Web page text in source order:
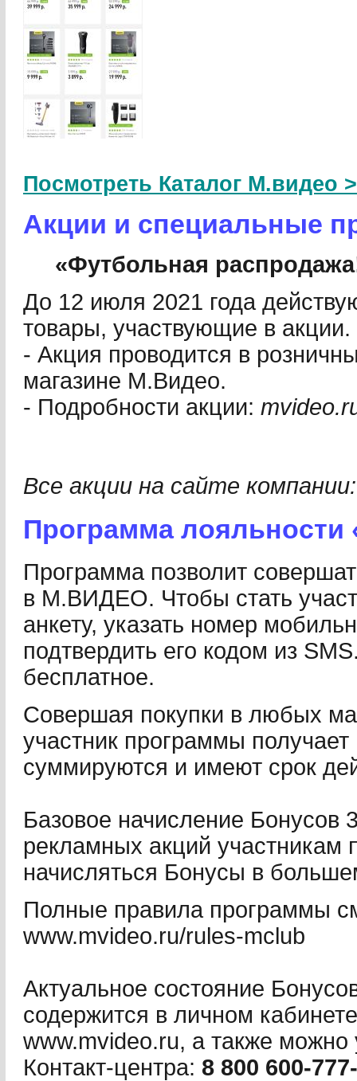
Посмотреть Каталог М.видео
Акции и специальные
«Футбольная
До 12 июля 2021 года
товары, участвующие в акции.
- Акция проводится в
магазине М.Видео.
- Подробности акции:
Все акции на сайте
Программа
Программа позволит
в М.ВИДЕО. Чтобы стать
анкету, указать номер
подтвердить его кодом из
бесплатное.
Совершая покупки в любых
участник программы
суммируются и имеют срок
Базовое начисление Бонусов
рекламных акций участникам
начисляться Бонусы в
Полные правила программы
www.mvideo.ru/rules-mclub
Актуальное состояние
содержится в личном
www.mvideo.ru, а также можно
Контакт-центра: 8 800 600-